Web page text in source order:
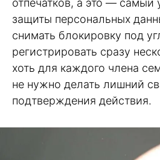
защиты персональных
снимать блокировку под
регистрировать сразу
хоть для каждого члена
не нужно делать лишний
подтверждения действия.